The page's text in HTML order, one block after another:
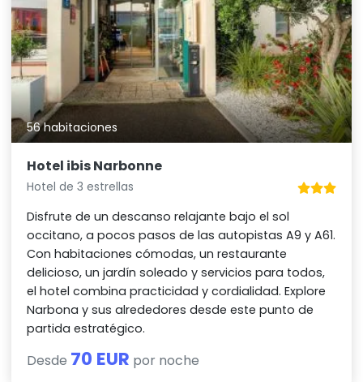
56 habitaciones
Hotel ibis Narbonne
Hotel de 3 estrellas
Disfrute de un descanso relajante bajo el sol
occitano, a pocos pasos de las autopistas A9 y A61.
Con habitaciones cómodas, un restaurante
delicioso, un jardín soleado y servicios para todos,
el hotel combina practicidad y cordialidad. Explore
Narbona y sus alrededores desde este punto de
partida estratégico.
Desde 70 EUR por noche